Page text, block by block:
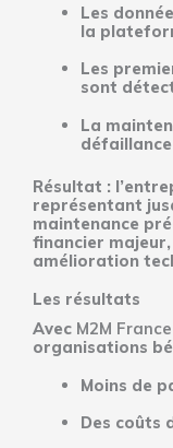
Les
la
Les
sont
La
défaillance
Résultat :
représentant
maintenance
financier
amélioration
Les résultats
Avec M2M France
organisations
Moins de
Des coûts